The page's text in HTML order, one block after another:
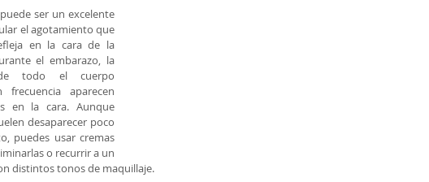
puede ser un excelente
el agotamiento que
en la cara de la
el embarazo, la
de todo el cuerpo
aparecen
en la cara. Aunque
desaparecer poco
puedes usar cremas
o recurrir a un
distintos tonos de maquillaje.